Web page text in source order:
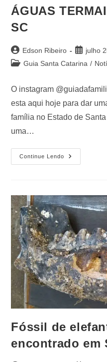
ÁGUAS
SC
Edson Ribeiro
julho
Guia Santa Catarina /
O instagram
esta aqui hoje para dar
família no Estado de
uma…
Continue Lendo
Fóssil de
encontrado em